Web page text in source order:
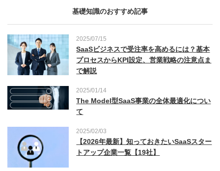
基礎知識のおすすめ記事
2025/07/15
SaaSビジネスで受注率を高めるには？基本
プロセスからKPI設定、営業戦略の注意点ま
で解説
2025/01/14
The Model型SaaS事業の全体最適化につい
て
2025/02/03
【2026年最新】知っておきたいSaaSスター
トアップ企業一覧【19社】